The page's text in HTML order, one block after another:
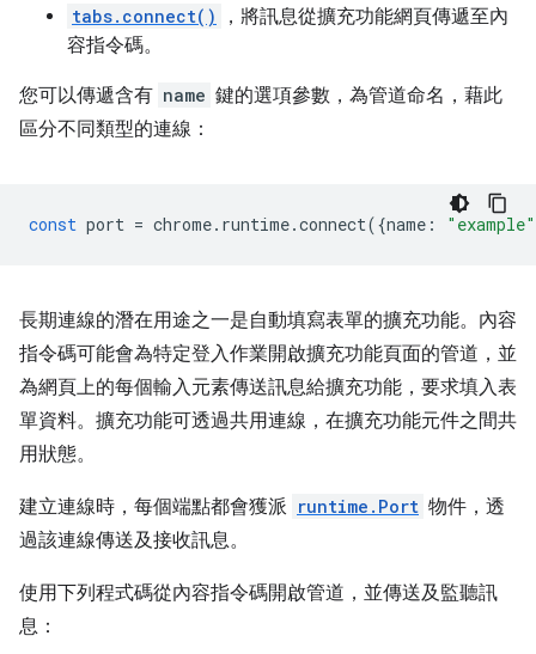
tabs.connect()
，將訊息從擴充功能網頁傳遞至內
容指令碼。
您可以傳遞含有 name 鍵的選項參數，為管道命名，藉此
區分不同類型的連線：
const port = chrome. runtime.connect({name : "example"
長期連線的潛在用途之一是自動填寫表單的擴充功能。內容
指令碼可能會為特定登入作業開啟擴充功能頁面的管道，並
為網頁上的每個輸入元素傳送訊息給擴充功能，要求填入表
單資料。擴充功能可透過共用連線，在擴充功能元件之間共
用狀態。
建立連線時，每個端點都會獲派 runtime.Port 物件，透
過該連線傳送及接收訊息。
使用下列程式碼從內容指令碼開啟管道，並傳送及監聽訊
息：